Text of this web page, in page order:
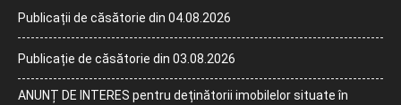
Publicații de căsătorie din 04.08.2026
Publicație de căsătorie din 03.08.2026
ANUNȚ DE INTERES pentru deținătorii imobilelor situate în